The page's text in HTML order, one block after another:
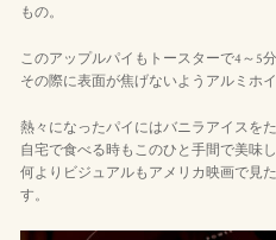
もの。
このアップルパイもトースターで4～5
その際に表面が焦げないようアルミホ
熱々になったパイにはバニラアイスをた
自宅で食べる時もこのひと手間で美味
何よりビジュアルもアメリカ映画で見
す。